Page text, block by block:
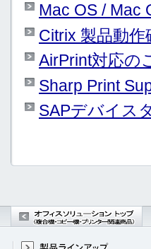
Mac OS / Mac
Citrix 製品動作
AirPrint対応の
Sharp Print
SAPデバイス